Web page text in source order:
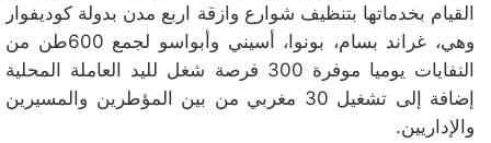
القيام بخدماتها بتنظيف شوارع وازقة اربع مدن بدولة كوديفوار
وهي، غراند بسام، بونوا، أسيني وأبواسو لجمع 600طن من
النفايات يوميا موفرة 300 فرصة شغل لليد العاملة المحلية
إضافة إلى تشغيل 30 مغربي من بين المؤطرين والمسيرين
والإداريين.